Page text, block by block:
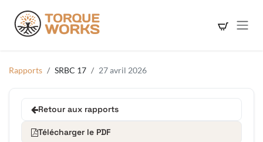
Rapports SRBC 17 27 avril 2026
Retour aux rapports
Télécharger le PDF